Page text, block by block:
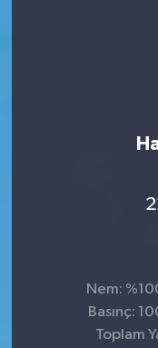
Nem:
Basınç:
Toplam